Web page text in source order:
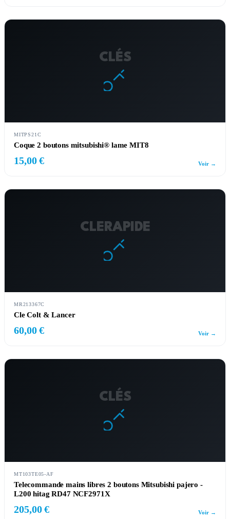
CLÉS
MITPS21C
Coque 2 boutons mitsubishi® lame MIT8
15,00 € Voir →
CLERAPIDE
MR213367C
Cle Colt & Lancer
60,00 € Voir →
CLÉS
MT103TE05-AF
Telecommande mains libres 2 boutons Mitsubishi pajero -
L200 hitag RD47 NCF2971X
205,00 € Voir →